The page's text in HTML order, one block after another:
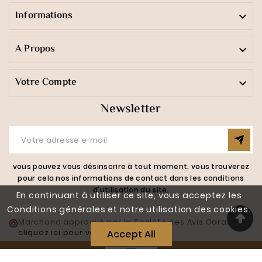
En continuant à utiliser ce site, vous acceptez les
Conditions générales et notre utilisation des cookies.
Accept All
Ma Garrigue Provençale
(4)
Ma Bastide
Royaume de Siam
(5)
Nature
(1)
Pain d’Épices Aixois
(4)
Nougat Provençal
(4)
Cèdre Orange
(4)
Mon Verger Abricot-Romarin
(3)
Informations 
A Propos 
Votre Compte 
Newsletter
vous pouvez vous désinscrire à tout moment. vous trouverez
pour cela nos informations de contact dans les conditions
d'utilisation du site.
Marchand approuvé par la Société des Avis Garantis,
cliquez ici pour vérifier.